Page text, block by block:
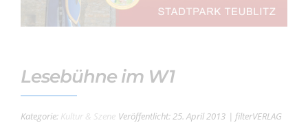
Lesebühne im W1
Kategorie: Kultur & Szene Veröffentlicht: 25. April 2013 | filterVERLAG